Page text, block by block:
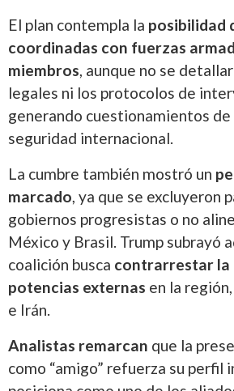
El plan contempla la posibilidad
coordinadas con fuerzas
miembros, aunque no se
legales ni los protocolos de
generando cuestionamientos
seguridad internacional.
La cumbre también mostró un
marcado, ya que se excluyeron
gobiernos progresistas o no
México y Brasil. Trump subrayó
coalición busca contrarrestar la
potencias externas en la
e Irán.
Analistas remarcan que la
como “amigo” refuerza su perfil